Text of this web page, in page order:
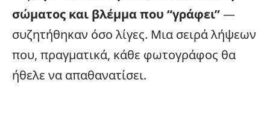
σώματος και βλέμμα που “γράφει”—
συζητήθηκαν όσο λίγες. Μια σειρά λήψεων
που, πραγματικά, κάθε φωτογράφος θα
ήθελε να απαθανατίσει.